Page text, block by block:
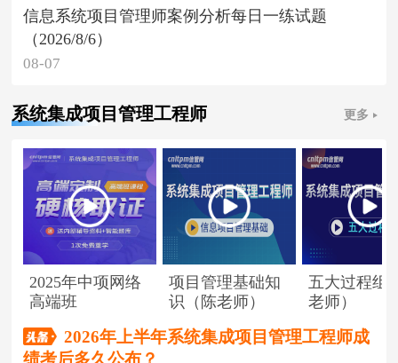
信息系统项目管理师案例分析每日一练试题
（2026/8/6）
08-07
系统集成项目管理工程师 更多
2025年中项网络
高端班
项目管理基础知
识（陈老师）
五大过程组
老师）
2026年上半年系统集成项目管理工程师成